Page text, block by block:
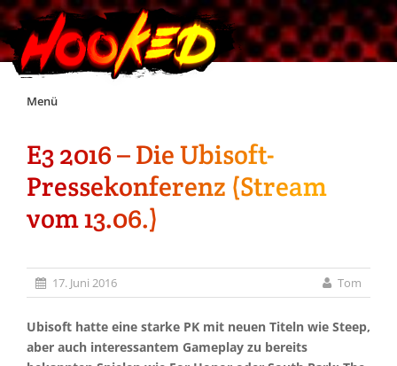
Skip
Menü
Unterstützt Hooked!
Exklusiv für Supporter*innen
E3 2016 – Die Ubisoft-
Pressekonferenz (Stream
vom 13.06.)
17. Juni 2016 Tom
Ubisoft hatte eine starke PK mit neuen Titeln wie Steep,
aber auch interessantem Gameplay zu bereits